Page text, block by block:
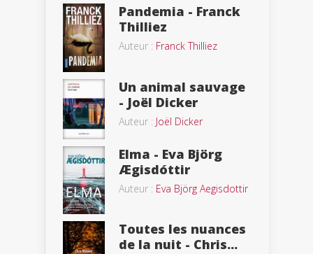
Pandemia - Franck
Thilliez
Auteur : Franck Thilliez
Un animal sauvage
- Joël Dicker
Auteur : Joël Dicker
Elma - Eva Björg
Ægisdóttir
Auteur : Eva Björg Aegisdottir
Toutes les nuances
de la nuit - Chris...